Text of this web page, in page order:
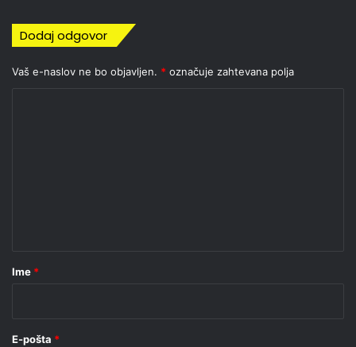
Dodaj odgovor
Vaš e-naslov ne bo objavljen. * označuje zahtevana polja
r
Ime *
E-pošta *